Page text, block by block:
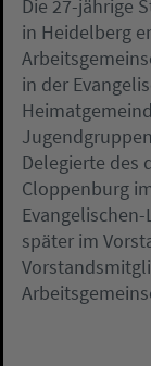
Die 27-jährige
in Heidelberg
in der
Delegierte des
Cloppenburg
später im